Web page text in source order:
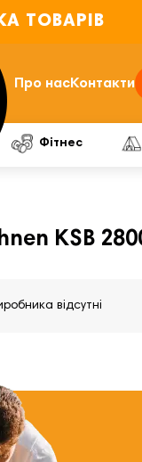
ТОВАРІВ
Про насКонтакти
Фітнес
KSB
відсутні